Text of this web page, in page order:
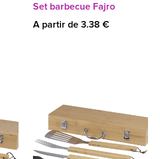
Set barbecue Fajro
A partir de 3.38 €